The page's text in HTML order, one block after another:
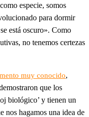
especie, somos
para dormir
está oscuro». Como
no tenemos certezas
muy conocido,
que los
biológico’ y tienen un
nos hagamos una idea de